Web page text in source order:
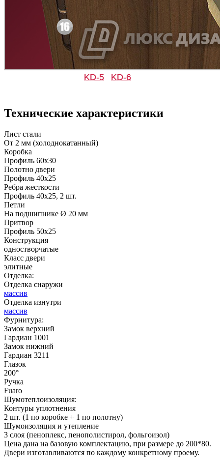
Д-37 Н
ДНТ
ДУБ БЕЛЁНЫЙ ДЗП
C47
C49 C50
C51
C53
C55 C56
KD-5 KD-6
Технические характеристики
Лист стали
От 2 мм (холоднокатанный)
Коробка
Профиль 60х30
Полотно двери
Профиль 40х25
Ребра жесткости
Профиль 40х25, 2 шт.
Петли
На подшипнике Ø 20 мм
Притвор
Профиль 50х25
Конструкция
одностворчатые
Класс двери
элитные
Отделка:
Отделка снаружи
массив
Отделка изнутри
массив
Фурнитура:
Замок верхний
Гардиан 1001
Замок нижний
Гардиан 3211
Глазок
200°
Ручка
Fuaro
Шумотеплоизоляция:
Контуры уплотнения
2 шт. (1 по коробке + 1 по полотну)
Шумоизоляция и утепление
3 слоя (пеноплекс, пенополистирол, фольгоизол)
Цена дана на базовую комплектацию, при размере до 200*80.
Двери изготавливаются по каждому конкретному проему.